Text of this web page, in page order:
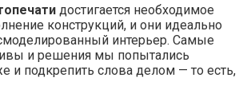
достигается необходимое
конструкций, и они идеально
интерьер. Самые
и решения мы попытались
и подкрепить слова делом — то есть,